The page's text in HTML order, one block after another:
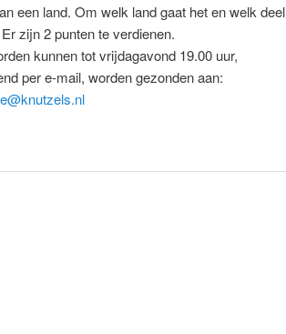
een land. Om welk land gaat het en welk deel
zijn 2 punten te verdienen.
kunnen tot vrijdagavond 19.00 uur,
per e-mail, worden gezonden aan: